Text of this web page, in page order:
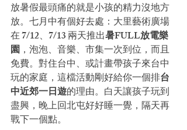
放暑假最頭痛的就是小孩的精力沒地方
放。七月中有個好去處：大里藝術廣場
在 7/12、7/13 兩天推出暑FULL放電樂
園 ，泡泡、音樂、市集一次到位，而且
免費。對住台中、或計畫帶孩子來台中
玩的家庭，這檔活動剛好給你一個排台
中近郊一日遊的理由。白天讓孩子玩到
盡興，晚上回北屯好好睡一覺，隔天再
戰下一個點。